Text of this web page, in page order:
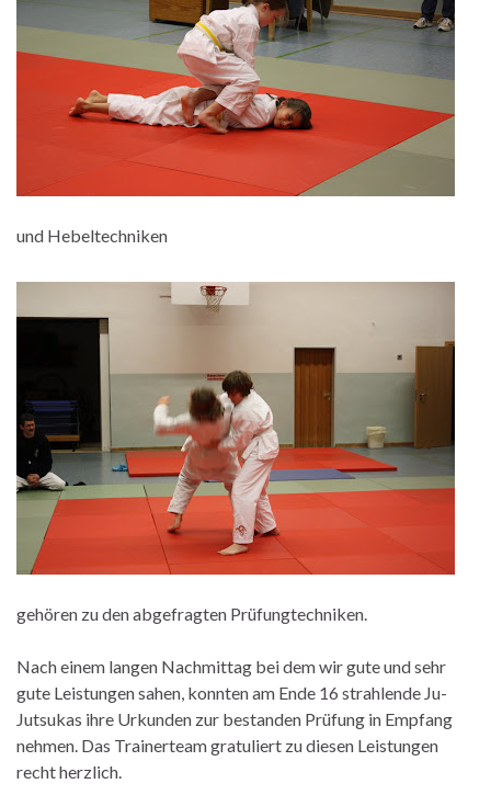
und Hebeltechniken
gehören zu den abgefragten Prüfungtechniken.
Nach einem langen Nachmittag bei dem wir gute und sehr
gute Leistungen sahen, konnten am Ende 16 strahlende Ju-
Jutsukas ihre Urkunden zur bestanden Prüfung in Empfang
nehmen. Das Trainerteam gratuliert zu diesen Leistungen
recht herzlich.